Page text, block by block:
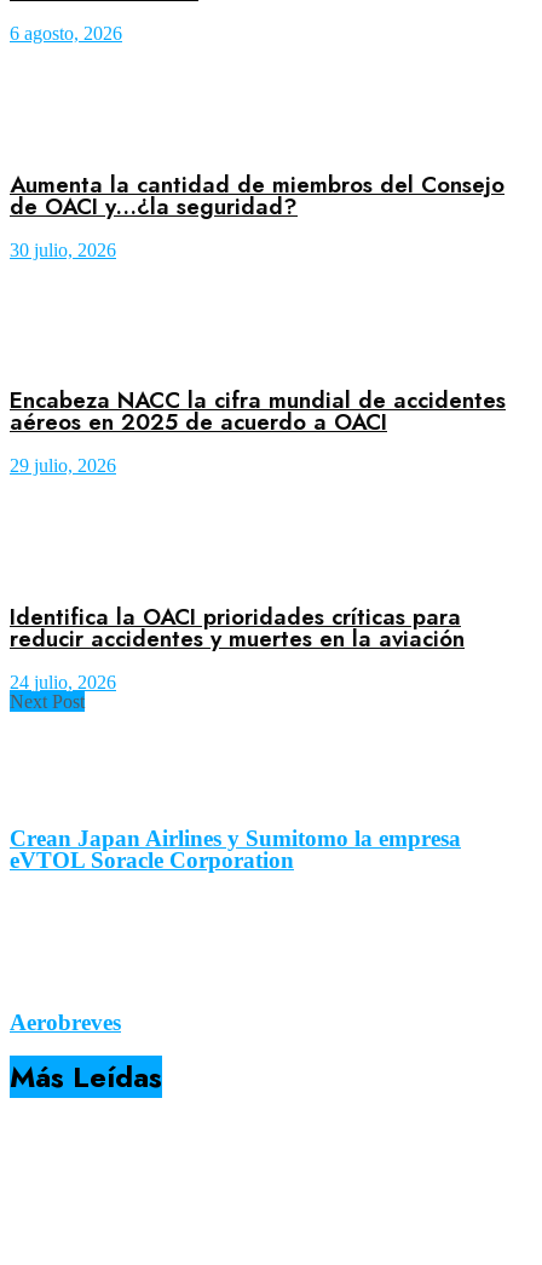
6 agosto, 2026
Aumenta la cantidad de miembros del Consejo
de OACI y…¿la seguridad?
30 julio, 2026
Encabeza NACC la cifra mundial de accidentes
aéreos en 2025 de acuerdo a OACI
29 julio, 2026
Identifica la OACI prioridades críticas para
reducir accidentes y muertes en la aviación
24 julio, 2026
Next Post
Crean Japan Airlines y Sumitomo la empresa
eVTOL Soracle Corporation
Aerobreves
Más Leídas